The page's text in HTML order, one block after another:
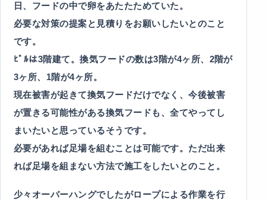
日、フードの中で卵をあたたためていた。
必要な対策の提案と見積りをお願いしたいとのこと
です。
ﾋﾞﾙは3階建て。換気フードの数は3階が4ヶ所、2階が
3ヶ所、1階が4ヶ所。
現在被害が起きて換気フードだけでなく、今後被害
が置きる可能性がある換気フードも、全てやってし
まいたいと思っているそうです。
必要があれば足場を組むことは可能です。ただ出来
れば足場を組まない方法で施工をしたいとのこと。
少々オーバーハングでしたがロープによる作業を行